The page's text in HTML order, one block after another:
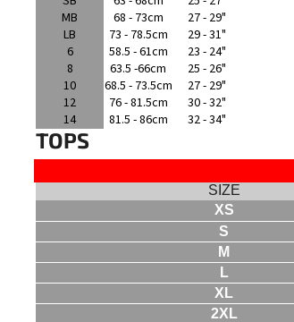
MB
68 - 73cm
27 - 29"
LB
73 - 78.5cm
29 - 31"
6
58.5 - 61cm
23 - 24"
8
63.5 -66cm
25 - 26"
10
68.5 - 73.5cm
27 - 29"
12
76 - 81.5cm
30 - 32"
14
81.5 - 86cm 32 - 34"
TOPS
SIZE
XS
S
M
L
XL
2XL